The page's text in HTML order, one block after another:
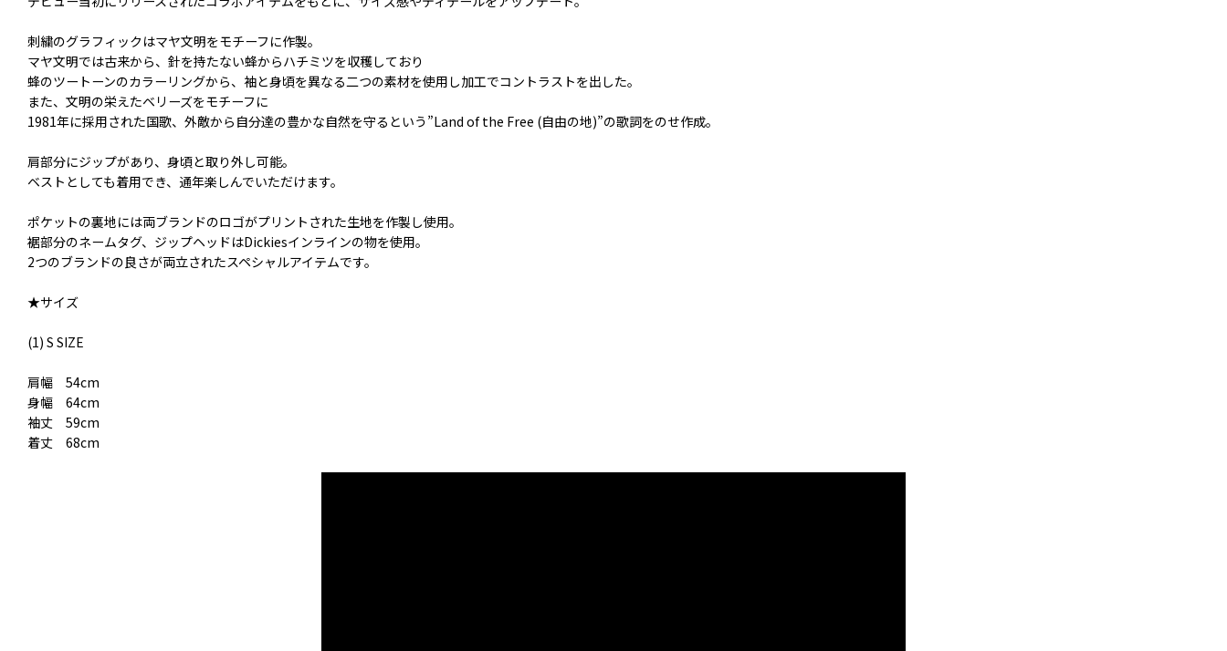
刺繍のグラフィックはマヤ文明をモチーフに作製。
マヤ文明では古来から、針を持たない蜂からハチミツを収穫しており
蜂のツートーンのカラーリングから、袖と身頃を異なる二つの素材を使用し加工でコントラストを出した。
また、文明の栄えたベリーズをモチーフに
1981年に採用された国歌、外敵から自分達の豊かな自然を守るという”Land of the Free (自由の地)”の歌詞をのせ作成。
肩部分にジップがあり、身頃と取り外し可能。
ベストとしても着用でき、通年楽しんでいただけます。
ポケットの裏地には両ブランドのロゴがプリントされた生地を作製し使用。
裾部分のネームタグ、ジップヘッドはDickiesインラインの物を使用。
2つのブランドの良さが両立されたスペシャルアイテムです。
★サイズ
(1) S SIZE
肩幅 54cm
身幅 64cm
袖丈 59cm
着丈 68cm